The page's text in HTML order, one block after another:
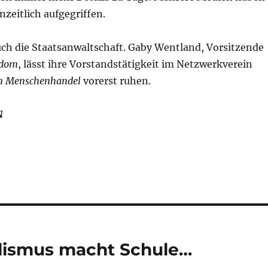
aufgegriffen.
die Staatsanwaltschaft. Gaby Wentland, Vorsitzende
, lässt ihre Vorstandstätigkeit im Netzwerkverein
Menschenhandelvorerst ruhen.
macht Schule…